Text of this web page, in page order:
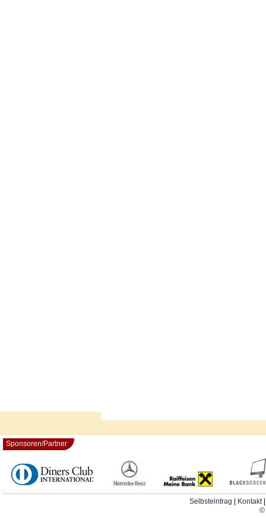
Sponsoren/Partner
Selbsteintrag Kontakt
©